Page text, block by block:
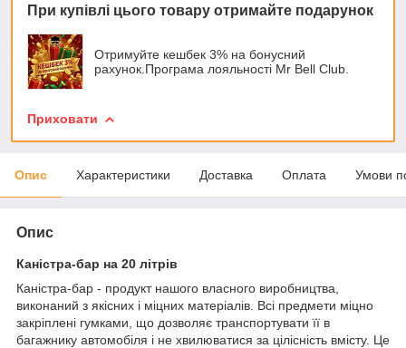
При купівлі цього товару отримайте подарунок
Отримуйте кешбек 3% на бонусний
рахунок.Програма лояльності Mr Bell Club.
Приховати
Опис Характеристики Доставка Оплата Умови
Опис
Каністра-бар на 20 літрів
Каністра-бар - продукт нашого власного виробництва,
виконаний з якісних і міцних матеріалів. Всі предмети міцно
закріплені гумками, що дозволяє транспортувати її в
багажнику автомобіля і не хвилюватися за цілісність вмісту. Це